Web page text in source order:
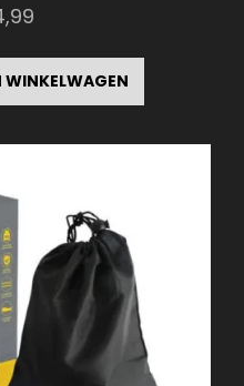
WINKELWAGEN